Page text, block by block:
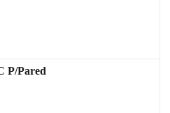
P/Pared